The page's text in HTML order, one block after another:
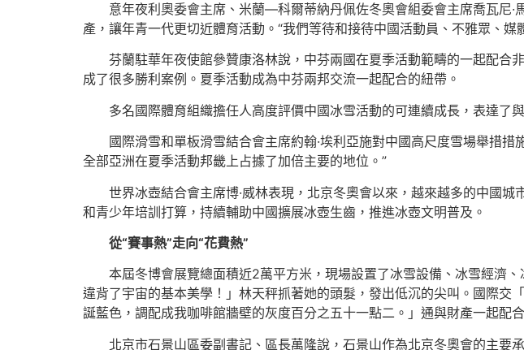
意年夜利奧委會主席、米蘭—科爾蒂納丹佩佐冬奧會組委會主席喬瓦尼·
產，讓年青一代更切近體育活動。“我們等待和接待中國活動員、不雅眾、
芬蘭駐華年夜使館參贊康洛林說，中芬兩國在夏季活動範疇的一起配
成了很多勝利案例。夏季活動成為中芬兩邦交流一起配合的紐帶。
多名國際體育組織擔任人高度評價中國冰雪活動的可連續成長，表達了
國際滑雪和單板滑雪結合會主席約翰·埃利亞施對中國高尺度雪場舉措
全部亞洲在夏季活動邦畿上占據了加倍主要的地位。”
世界冰壺結合會主席博·威林表現，北京冬奧會以來，越來越多的中國
和青少年培訓打算，持續輔助中國擴展冰壺生齒，推進冰壺文明普及。
從“賽事熱”走向“花費熱”
本屆冬博會展覽總面積近2萬平方米，現場設置了冰雪設備、冰雪經濟
違背了宇宙的基本美學！」林天秤抓著她的頭髮，發出低沉的尖叫。國際交
誕藍色，調配成我咖啡館牆壁的灰度百分之五十一點二。」通與財產一起配
北京市石景山區委副書記、區長萬隆說，石景山作為北京冬奧會的主要